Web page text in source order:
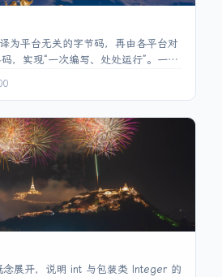
为平台无关的字节码，再由各平台对
，实现“一次编写、处处运行”。一个
符有 private、default、protected、
与 public 两种可见性。Java 数据
（整数、浮点、字符、布尔）和引用
），基本类型有固定的内存占用和默
。成员变量分为实例变量（存于堆、
变量（存于方法区、随类加载），局
值。为使基本类型具对象特性，提供
起支持自动装箱/拆箱，简化基本类
double）再使用 ==。
展开，说明 int 与包装类 Integer 的